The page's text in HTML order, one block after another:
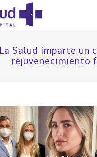
La Salud imparte un
rejuvenecimiento